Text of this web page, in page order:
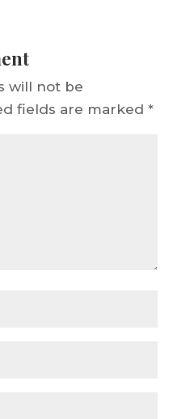
will not be
fields are marked *